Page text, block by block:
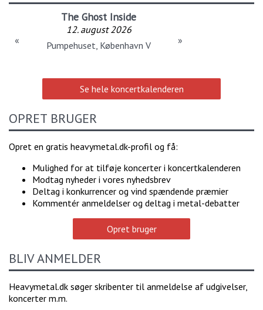
The Ghost Inside
12. august 2026
Pumpehuset, København V
« »
Se hele koncertkalenderen
OPRET BRUGER
Opret en gratis heavymetal.dk-profil og få:
Mulighed for at tilføje koncerter i koncertkalenderen
Modtag nyheder i vores nyhedsbrev
Deltag i konkurrencer og vind spændende præmier
Kommentér anmeldelser og deltag i metal-debatter
Opret bruger
BLIV ANMELDER
Heavymetal.dk søger skribenter til anmeldelse af udgivelser,
koncerter m.m.